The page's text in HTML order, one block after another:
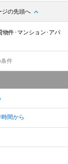
ジの先頭へ
物件･マンション･アパ
条件
間から